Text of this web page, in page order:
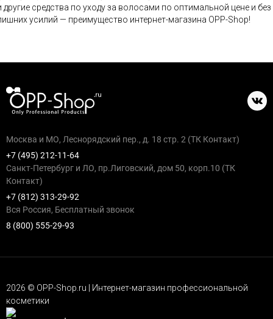
другие средства по уходу за волосами по оптимальной цене и без
усилий — преимущество интернет-магазина OPP-Shop!
Москва и МО, Леснорядский пер., д. 18 стр. 2 (ТК Контакт)
+7 (495) 212-11-64
Санкт-Петербург и ЛО, пр.Лиговский, дом 50, корп.10 (ТК
Контакт)
+7 (812) 313-29-92
Вся Россия, Бесплатный звонок
8 (800) 555-29-93
2026 © OPP-Shop.ru | Интернет-магазин профессиональной
косметики